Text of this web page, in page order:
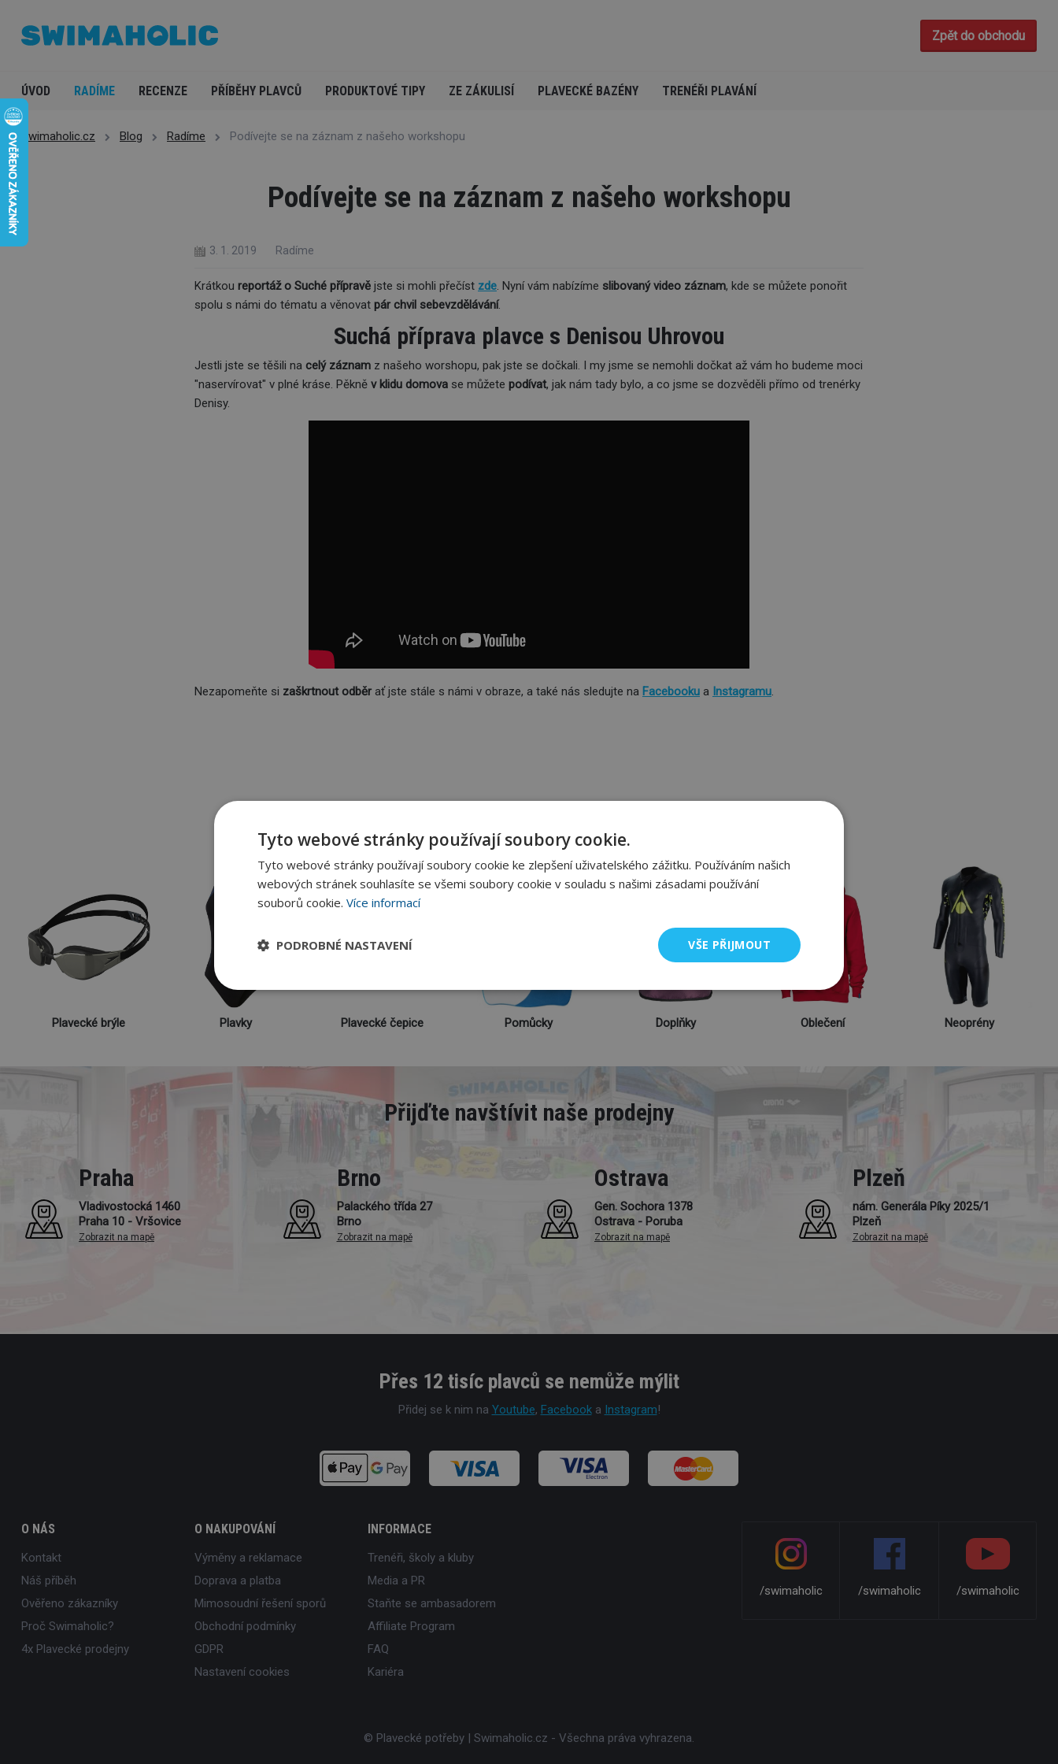
Zpět do obchodu
ÚVOD RADÍME RECENZE PŘÍBĚHY PLAVCŮ PRODUKTOVÉ TIPY ZE ZÁKULISÍ PLAVECKÉ BAZÉNY TRENÉŘI PLAVÁNÍ
Swimaholic.cz Blog Radíme Podívejte se na záznam z našeho workshopu
Podívejte se na záznam z našeho workshopu
3. 1. 2019 Radíme
Krátkou reportáž o Suché přípravě jste si mohli přečíst zde . Nyní vám nabízíme slibovaný video záznam, kde se můžete ponořit
spolu s námi do tématu a věnovat pár chvil sebevzdělávání.
Suchá příprava plavce s Denisou Uhrovou
Jestli jste se těšili na celý záznam z našeho worshopu, pak jste se dočkali. I my jsme se nemohli dočkat až vám ho budeme moci
"naservírovat" v plné kráse. Pěkně v klidu domova se můžete podívat, jak nám tady bylo, a co jsme se dozvěděli přímo od trenérky
Denisy.
Nezapomeňte si zaškrtnout odběrať jste stále s námi v obraze, a také nás sledujte na Facebooku a Instagramu.
Všechny kategorie
Plavecké brýle Plavky Plavecké čepice Pomůcky Doplňky Oblečení Neoprény
Přijďte navštívit naše prodejny
Praha
Vladivostocká 1460
Praha 10 - Vršovice
Zobrazit na mapě
Brno
Palackého třída 27
Brno
Zobrazit na mapě
Ostrava
Gen. Sochora 1378
Ostrava - Poruba
Zobrazit na mapě
Plzeň
nám. Generála Píky 2025/1
Plzeň
Zobrazit na mapě
Přes 12 tisíc plavců se nemůže mýlit
Přidej se k nim na Youtube, Facebooka Instagram!
O NÁS
Kontakt
Náš příběh
Ověřeno zákazníky
Proč Swimaholic?
4x Plavecké prodejny
O NAKUPOVÁNÍ
Výměny a reklamace
Doprava a platba
Mimosoudní řešení sporů
Obchodní podmínky
GDPR
Nastavení cookies
INFORMACE
Trenéři, školy a kluby
Media a PR
Staňte se ambasadorem
Affiliate Program
FAQ
Kariéra
/swimaholic /swimaholic /swimaholic
© Plavecké potřeby | Swimaholic.cz - Všechna práva vyhrazena.
Tyto webové stránky používají soubory cookie.
Tyto webové stránky používají soubory cookie ke zlepšení uživatelského zážitku. Používáním našich
webových stránek souhlasíte se všemi soubory cookie v souladu s našimi zásadami používání
souborů cookie. Více informací
VŠE PŘIJMOUT
PODROBNÉ NASTAVENÍ